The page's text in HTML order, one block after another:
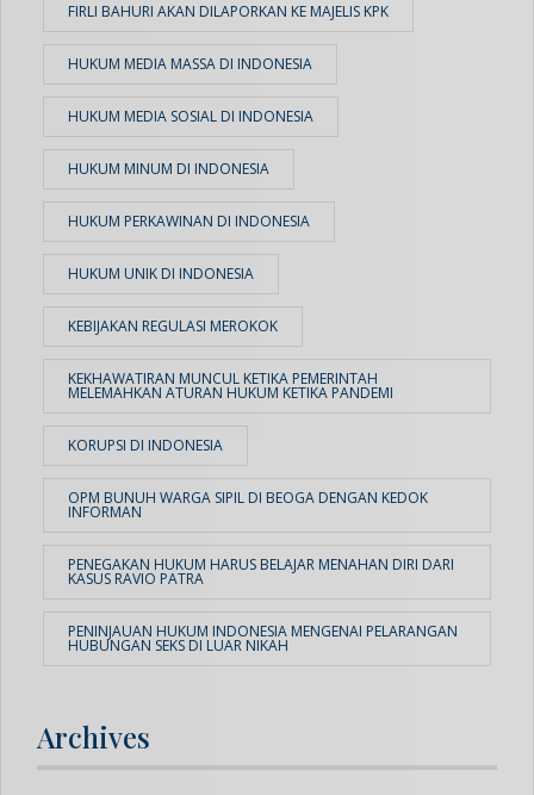
FIRLI BAHURI AKAN DILAPORKAN KE MAJELIS KPK
HUKUM MEDIA MASSA DI INDONESIA
HUKUM MEDIA SOSIAL DI INDONESIA
HUKUM MINUM DI INDONESIA
HUKUM PERKAWINAN DI INDONESIA
HUKUM UNIK DI INDONESIA
KEBIJAKAN REGULASI MEROKOK
KEKHAWATIRAN MUNCUL KETIKA PEMERINTAH
MELEMAHKAN ATURAN HUKUM KETIKA PANDEMI
KORUPSI DI INDONESIA
OPM BUNUH WARGA SIPIL DI BEOGA DENGAN KEDOK
INFORMAN
PENEGAKAN HUKUM HARUS BELAJAR MENAHAN DIRI DARI
KASUS RAVIO PATRA
PENINJAUAN HUKUM INDONESIA MENGENAI PELARANGAN
HUBUNGAN SEKS DI LUAR NIKAH
Archives